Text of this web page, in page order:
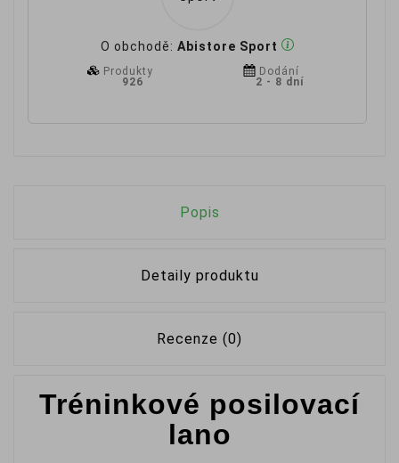
O obchodě: Abistore Sport
Produkty
926
Dodání
2 - 8 dní
Popis
Detaily produktu
Recenze (0)
Tréninkové posilovací
lano